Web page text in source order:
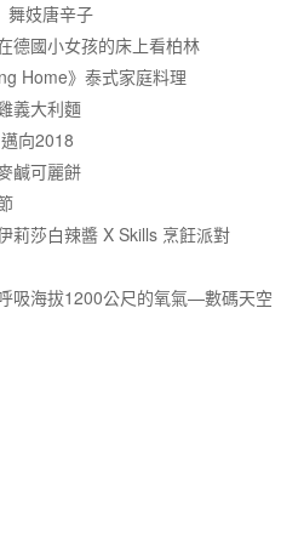
舞妓唐辛子
德國小女孩的床上看柏林
Home》泰式家庭料理
義大利麵
向2018
鹹可麗餅
莉莎白辣醬 X Skills 烹飪派對
呼吸海拔1200公尺的氧氣—數碼天空